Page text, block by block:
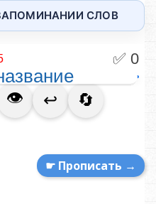
СЛОВ
☛ Прописать →